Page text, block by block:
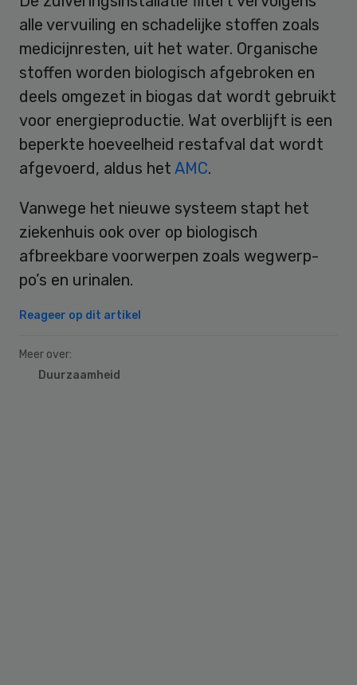
alle vervuiling en schadelijke stoffen zoals
medicijnresten, uit het water. Organische
stoffen worden biologisch afgebroken en
deels omgezet in biogas dat wordt gebruikt
voor energieproductie. Wat overblijft is een
beperkte hoeveelheid restafval dat wordt
afgevoerd, aldus het AMC.
Vanwege het nieuwe systeem stapt het
ziekenhuis ook over op biologisch
afbreekbare voorwerpen zoals wegwerp-
po’s en urinalen.
Reageer op dit artikel
Meer over:
Duurzaamheid